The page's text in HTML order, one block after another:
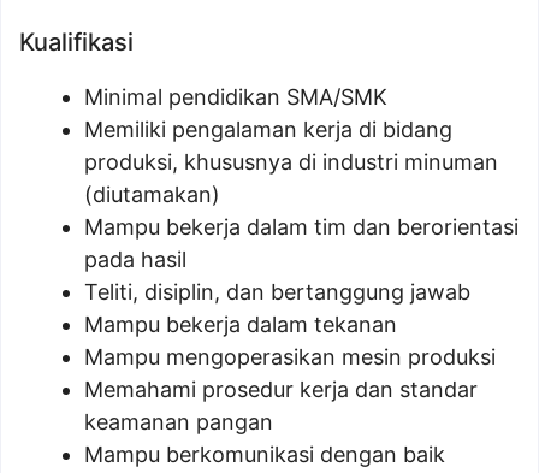
Kualifikasi
Minimal pendidikan SMA/SMK
Memiliki pengalaman kerja di bidang
produksi, khususnya di industri minuman
(diutamakan)
Mampu bekerja dalam tim dan berorientasi
pada hasil
Teliti, disiplin, dan bertanggung jawab
Mampu bekerja dalam tekanan
Mampu mengoperasikan mesin produksi
Memahami prosedur kerja dan standar
keamanan pangan
Mampu berkomunikasi dengan baik